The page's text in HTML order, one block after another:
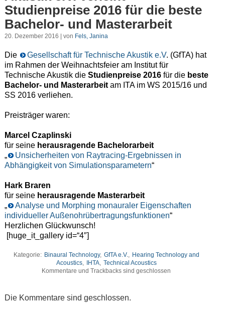
Studienpreise 2016 für die beste
Bachelor- und Masterarbeit
20. Dezember 2016 | von Fels, Janina
Die Gesellschaft für Technische Akustik e.V. (GfTA) hat
im Rahmen der Weihnachtsfeier am Institut für
Technische Akustik die Studienpreise 2016für die beste
Bachelor- und Masterarbeitam ITA im WS 2015/16 und
SS 2016 verliehen.
Preisträger waren:
Marcel Czaplinski
für seine herausragende Bachelorarbeit
„
Unsicherheiten von Raytracing-Ergebnissen in
Abhängigkeit von Simulationsparametern“
Hark Braren
für seine herausragende Masterarbeit
„
Analyse und Morphing monauraler Eigenschaften
individueller Außenohrübertragungsfunktionen“
Herzlichen Glückwunsch!
[huge_it_gallery id=“4″]
Kategorie: Binaural Technology, GfTA e.V., Hearing Technology and
Acoustics, IHTA, Technical Acoustics
Kommentare und Trackbacks sind geschlossen
Die Kommentare sind geschlossen.